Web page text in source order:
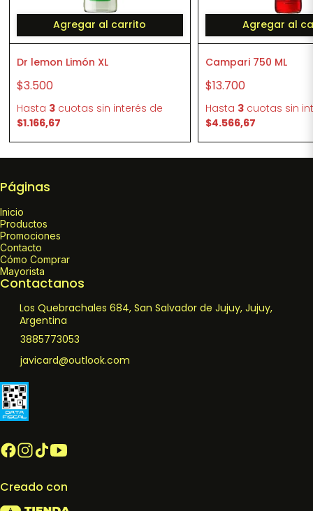
Agregar al carrito
Dr lemon Limón XL
$3.500
Hasta 3cuotas sin interés de
$1.166,67
Agregar al
Campari 750 ML
$13.700
Hasta 3 cuotas sin
$4.566,67
Páginas
Inicio
Productos
Promociones
Contacto
Cómo Comprar
Mayorista
Contactanos
Los Quebrachales 684, San Salvador de Jujuy, Jujuy,
Argentina
3885773053
javicard@outlook.com
Creado con